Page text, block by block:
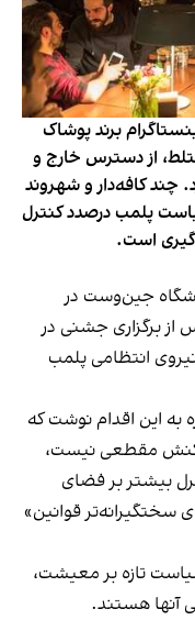
برند پوشاک
از دسترس خارج و
چند کافه‌‌دار و شهروند
پلمب درصدد کنترل
است.
جین‌وست در
شنبه ۱۹ مهر و پس از برگزاری جشنی در
انتظامی پلمب
به این اقدام نوشت که
مقطعی نیست،
بیشتر بر فضای
سختگیرانه‌تر قوانین»
تازه بر معیشت،
آنها هستند.